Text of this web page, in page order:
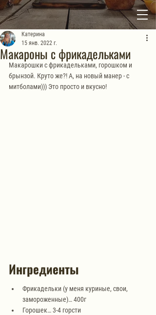
Макароны с фрикадельками
Катерина
15 янв. 2022 г.
Макарошки с фрикадельками, горошком и
брынзой. Круто же?! А, на новый манер - с
митболами))) Это просто и вкусно!
Ингредиенты
Фрикадельки (у меня куриные, свои,
замороженные)… 400г
Горошек… 3-4 горсти